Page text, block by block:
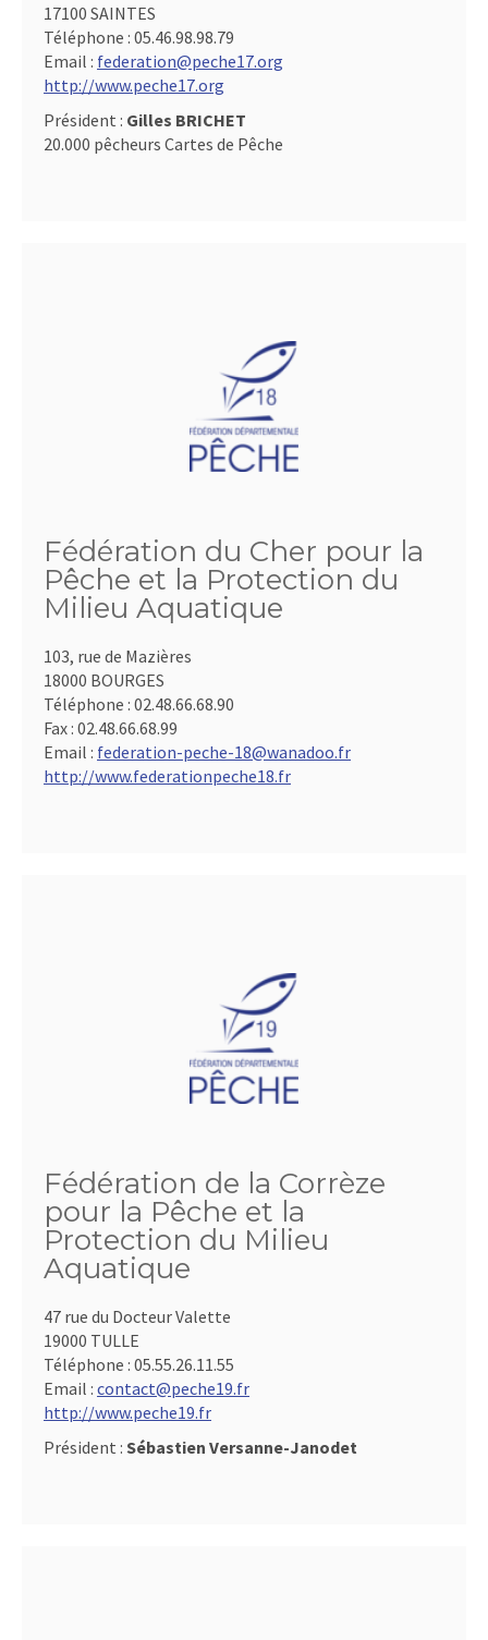
17100 SAINTES
Téléphone : 05.46.98.98.79
Email : federation@peche17.org
http://www.peche17.org
Président : Gilles BRICHET
20.000 pêcheurs Cartes de Pêche
Fédération du Cher pour la
Pêche et la Protection du
Milieu Aquatique
103, rue de Mazières
18000 BOURGES
Téléphone : 02.48.66.68.90
Fax : 02.48.66.68.99
Email : federation-peche-18@wanadoo.fr
http://www.federationpeche18.fr
Fédération de la Corrèze
pour la Pêche et la
Protection du Milieu
Aquatique
47 rue du Docteur Valette
19000 TULLE
Téléphone : 05.55.26.11.55
Email : contact@peche19.fr
http://www.peche19.fr
Président : Sébastien Versanne-Janodet